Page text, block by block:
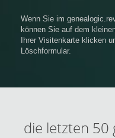
Wenn Sie im
können Sie auf dem
Ihrer Visitenkarte klicken
Löschformular.
die letzten 50